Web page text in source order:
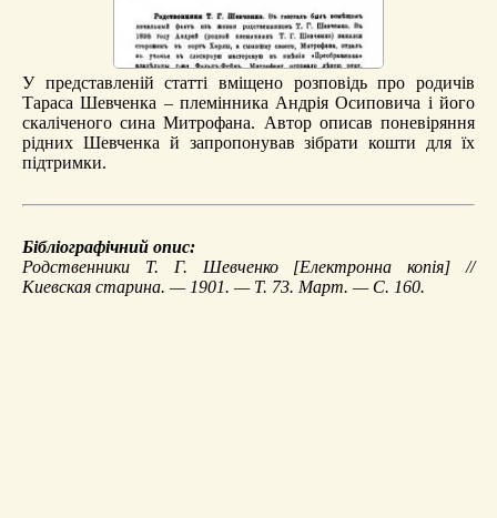
У представленій статті вміщено розповідь про родичів
Тараса Шевченка – племінника Андрія Осиповича і його
скаліченого сина Митрофана. Автор описав поневіряння
рідних Шевченка й запропонував зібрати кошти для їх
підтримки.
Бібліографічний опис:
Родственники Т. Г. Шевченко[Електронна копія] //
Киевская старина. — 1901. — Т. 73. Март. — С. 160.